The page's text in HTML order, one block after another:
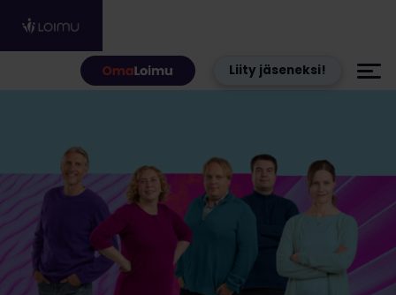
Liity jäseneksi!